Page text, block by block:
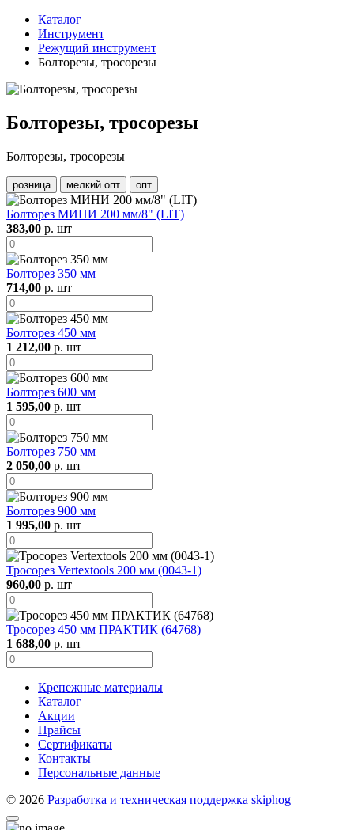
Каталог
Инструмент
Режущий инструмент
Болторезы, тросорезы
Болторезы, тросорезы
Болторезы, тросорезы
розница мелкий опт опт
Болторез МИНИ 200 мм/8" (LIT)
383,00 р. шт
Болторез 350 мм
714,00 р. шт
Болторез 450 мм
1 212,00 р. шт
Болторез 600 мм
1 595,00 р. шт
Болторез 750 мм
2 050,00 р. шт
Болторез 900 мм
1 995,00 р. шт
Тросорез Vertextools 200 мм (0043-1)
960,00 р. шт
Тросорез 450 мм ПРАКТИК (64768)
1 688,00 р. шт
Крепежные материалы
Каталог
Акции
Прайсы
Сертификаты
Контакты
Персональные данные
© 2026 Разработка и техническая поддержка skiphog